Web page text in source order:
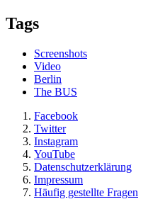
Tags
Screenshots
Video
Berlin
The BUS
Facebook
Twitter
Instagram
YouTube
Datenschutzerklärung
Impressum
Häufig gestellte Fragen